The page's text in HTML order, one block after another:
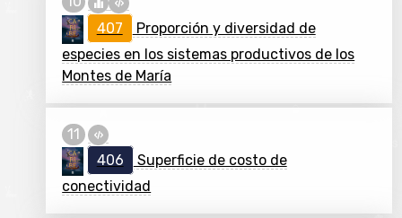
407
Proporción y diversidad de
especies en los sistemas productivos de los
Montes de María
406
Superficie de costo de
conectividad